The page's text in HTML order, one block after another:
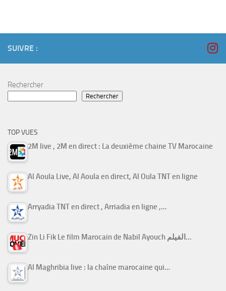
SUIVRE :
Rechercher
Rechercher
TOP VUES
2M live , 2M en direct : La deuxième chaine TV Marocaine
Al Aoula Live, Al Aoula en direct, Al Oula TNT en ligne
Arryadia TNT en direct , Arriadia en ligne ,…
Zin Li Fik Le film Marocain de Nabil Ayouch الفيلم…
Al Maghribia live : la chaîne marocaine qui…